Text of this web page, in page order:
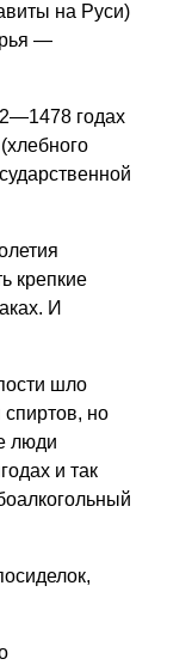
на Руси)
—
годах
крепкие
И
шло
но
люди
и так